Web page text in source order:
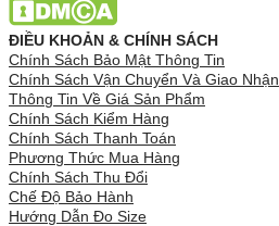
ĐIỀU KHOẢN & CHÍNH SÁCH
Chính Sách Bảo Mật Thông Tin
Chính Sách Vận Chuyển Và Giao Nhận
Thông Tin Về Giá Sản Phẩm
Chính Sách Kiểm Hàng
Chính Sách Thanh Toán
Phương Thức Mua Hàng
Chính Sách Thu Đổi
Chế Độ Bảo Hành
Hướng Dẫn Đo Size